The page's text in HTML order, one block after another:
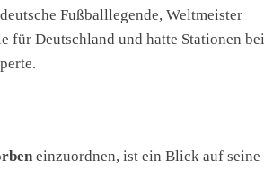
Fußballlegende, Weltmeister
für Deutschland und hatte Stationen bei
einzuordnen, ist ein Blick auf seine